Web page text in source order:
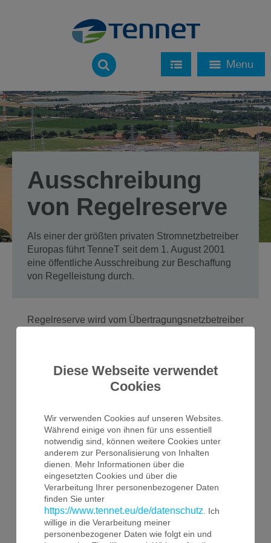
Diese Webseite verwendet
Cookies
Wir verwenden Cookies auf unseren Websites.
Während einige von ihnen für uns essentiell
notwendig sind, können weitere Cookies unter
anderem zur Personalisierung von Inhalten
dienen. Mehr Informationen über die
eingesetzten Cookies und über die
Verarbeitung Ihrer personenbezogener Daten
finden Sie unter
https://www.tennet.eu/de/datenschutz. Ich
willige in die Verarbeitung meiner
personenbezogener Daten wie folgt ein und
Ausschreibung
von Regelreserve
Als einer der größten privaten Stromnetzbetreiber
Europas führt TenneT seit dem 1. August 2001
eine öffentliche Ausschreibung zur Beschaffung
von Regelleistung durch.
Regelreserve wird vom Übertragungsnetzbetreiber
beschafft seit dem 01.12.2006 die
Minutenreserveleistung und seit dem 01.12.2007
Festlegung der BNetzA über die gemeinsame
Internetplattform der deutschen
ÜNBwww.regelleistung.net
Bis zu diesen Zeitpunkten wurden die
unterschiedlichen Arten von Regelreserve über
getrennte Ausschreibungen eingekauft.
Potenzielle Anbieter der verschiedenen
Regelleistungsarten können sich bei TenneT im
Rahmen einer Präqualifikation für die Vorhaltung